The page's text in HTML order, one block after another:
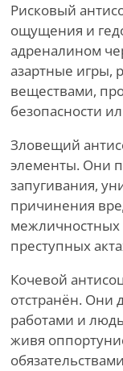
Рисковый
ощущения и
адреналином
азартные игры,
веществами,
безопасности
Зловещий
элементы. Они
запугивания,
причинения
межличностных
преступных
Кочевой
отстранён. Они
работами и
живя